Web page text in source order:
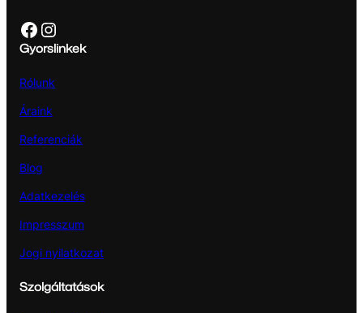
Facebook Instagram
Gyorslinkek
Rólunk
Áraink
Referenciák
Blog
Adatkezelés
Impresszum
Jogi nyilatkozat
Szolgáltatások